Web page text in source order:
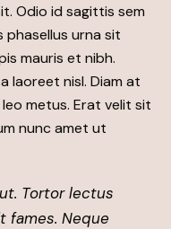
Odio id sagittis sem
urna sit
mauris et nibh.
laoreet nisl. Diam at
metus. Erat velit sit
nunc amet ut
Tortor lectus
fames. Neque